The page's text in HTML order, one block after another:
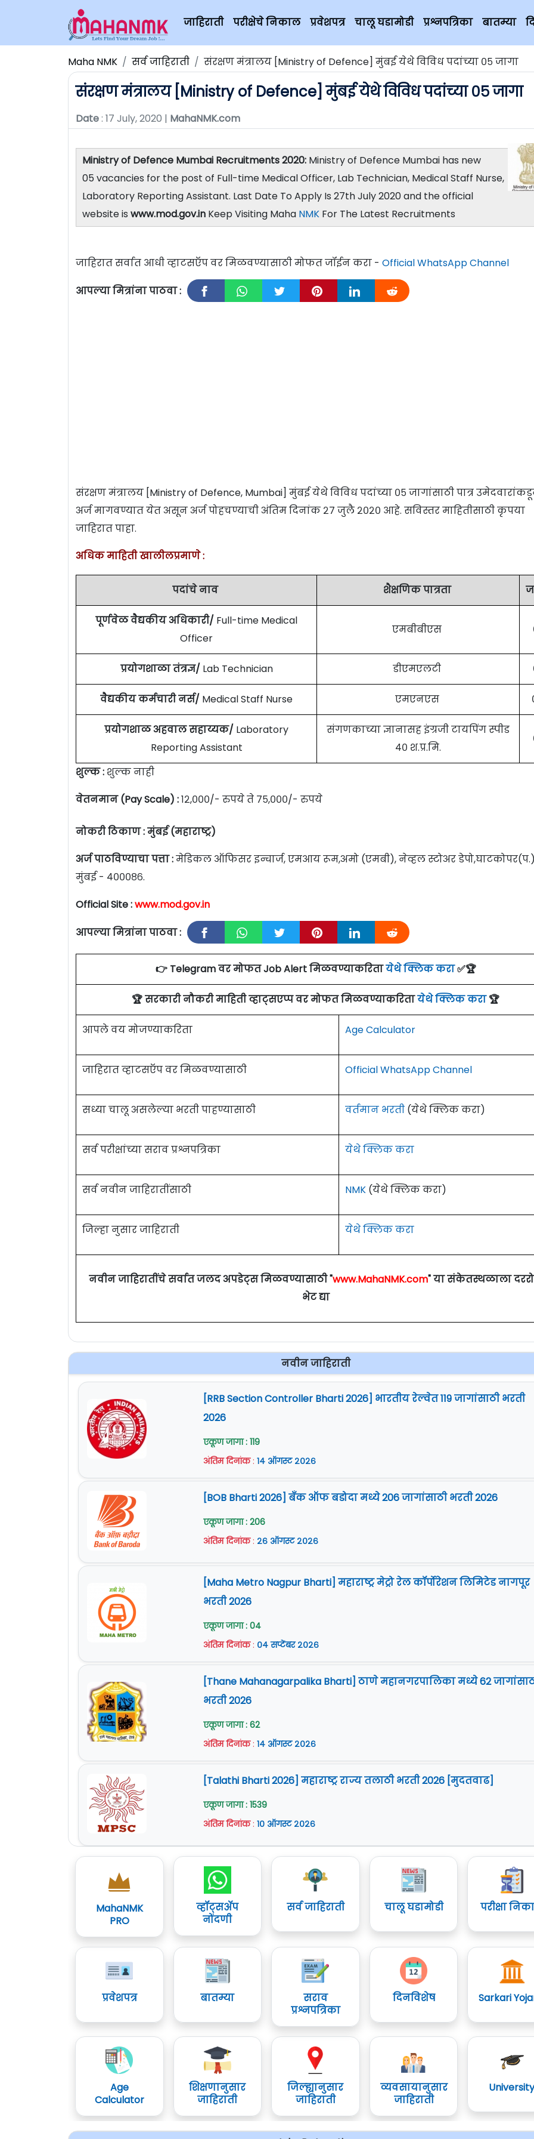
जाहिराती परीक्षेचे निकाल प्रवेशपत्र चालू घडामोडी प्रश्नपत्रिका बातम्या
Maha NMK सर्व जाहिराती संरक्षण मंत्रालय [Ministry of Defence] मुंबई येथे विविध पदांच्या ०५ जागा
संरक्षण मंत्रालय [Ministry of Defence] मुंबई येथे विविध पदांच्या ०५ जागा
Date: 17 July, 2020 | MahaNMK.com
Ministry of Defence Mumbai Recruitments 2020: Ministry of Defence Mumbai has new
05 vacancies for the post of Full-time Medical Officer, Lab Technician, Medical Staff Nurse,
Laboratory Reporting Assistant. Last Date To Apply Is 27th July 2020 and the official
website is www.mod.gov.in Keep Visiting Maha NMK For The Latest Recruitments
जाहिरात सर्वात आधी व्हाटसऍप वर मिळवण्यासाठी मोफत जॉईन करा - Official WhatsApp Channel
आपल्या मित्रांना पाठवा :
संरक्षण मंत्रालय [Ministry of Defence, Mumbai] मुंबई येथे विविध पदांच्या ०५ जागांसाठी पात्र
अर्ज मागवण्यात येत असून अर्ज पोहचण्याची अंतिम दिनांक २७ जुलै २०२० आहे. सविस्तर माहितीसाठी कृपया
जाहिरात पाहा.
अधिक माहिती खालीलप्रमाणे :
पदांचे नाव शैक्षणिक पात्रता
पूर्णवेळ वैद्यकीय अधिकारी/ Full-time Medical
Officer
एमबीबीएस
प्रयोगशाळा तंत्रज्ञ/ Lab Technician डीएमएलटी
वैद्यकीय कर्मचारी नर्स/ Medical Staff Nurse एमएनएस
प्रयोगशाळ अहवाल सहाय्यक/ Laboratory
Reporting Assistant
संगणकाच्या ज्ञानासह इंग्रजी टायपिंग स्पीड
४० श.प्र.मि.
शुल्क : शुल्क नाही
वेतनमान (Pay Scale) :१२,०००/- रुपये ते ७५,०००/- रुपये
नोकरी ठिकाण : मुंबई (महाराष्ट्र)
अर्ज पाठविण्याचा पत्ता :मेडिकल ऑफिसर इन्चार्ज, एमआय रूम,अमो (एमबी), नेव्हल स्टोअर
मुंबई - ४०००८६.
Official Site :www.mod.gov.in
आपल्या मित्रांना पाठवा :
👉 Telegram वर मोफत Job Alert मिळवण्याकरितायेथे क्लिक करा✅🏆
🏆 सरकारी नौकरी माहिती व्हाट्सएप्प वर मोफत मिळवण्याकरितायेथे क्लिक करा🏆
आपले वय मोजण्याकरिता Age Calculator
जाहिरात व्हाटसऍप वर मिळवण्यासाठी Official WhatsApp Channel
सध्या चालू असलेल्या भरती पाहण्यासाठी वर्तमान भरती (येथे क्लिक करा)
सर्व परीक्षांच्या सराव प्रश्नपत्रिका येथे क्लिक करा
सर्व नवीन जाहिरातींसाठी NMK (येथे क्लिक करा)
जिल्हा नुसार जाहिराती येथे क्लिक करा
नवीन जाहिरातींचे सर्वात जलद अपडेट्स मिळवण्यासाठी "www.MahaNMK.com" या संकेतस्थळाला
भेट द्या
नवीन जाहिराती
[RRB Section Controller Bharti 2026] भारतीय रेल्वेत 119 जागांसाठी भरती
2026
एकूण जागा : 119
अंतिम दिनांक: १४ ऑगस्ट २०२६
[BOB Bharti 2026] बँक ऑफ बडोदा मध्ये 206 जागांसाठी भरती 2026
एकूण जागा : 206
अंतिम दिनांक: २६ ऑगस्ट २०२६
[Maha Metro Nagpur Bharti] महाराष्ट्र मेट्रो रेल कॉर्पोरेशन लिमिटेड नागपूर
भरती 2026
एकूण जागा : 04
अंतिम दिनांक: ०४ सप्टेंबर २०२६
[Thane Mahanagarpalika Bharti] ठाणे महानगरपालिका मध्ये 62
भरती 2026
एकूण जागा : 62
अंतिम दिनांक: १४ ऑगस्ट २०२६
[Talathi Bharti 2026] महाराष्ट्र राज्य तलाठी भरती 2026 [मुदतवाढ]
एकूण जागा : 1539
अंतिम दिनांक: १० ऑगस्ट २०२६
MahaNMK
PRO
व्हॉट्सॲप
नोंदणी
सर्व जाहिराती चालू घडामोडी परीक्षा
प्रवेशपत्र बातम्या
सराव
प्रश्नपत्रिका
दिनविशेष Sarkari
Age
Calculator
शिक्षणानुसार
जाहिराती
जिल्ह्यानुसार
जाहिराती
व्यवसायानुसार
जाहिराती